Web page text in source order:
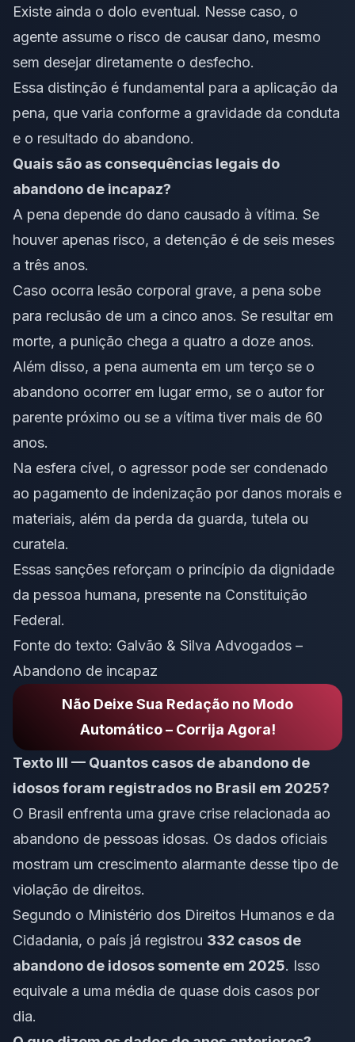
Existe ainda o dolo eventual. Nesse caso, o
agente assume o risco de causar dano, mesmo
sem desejar diretamente o desfecho.
Essa distinção é fundamental para a aplicação da
pena, que varia conforme a gravidade da conduta
e o resultado do abandono.
Quais são as consequências legais do
abandono de incapaz?
A pena depende do dano causado à vítima. Se
houver apenas risco, a detenção é de seis meses
a três anos.
Caso ocorra lesão corporal grave, a pena sobe
para reclusão de um a cinco anos. Se resultar em
morte, a punição chega a quatro a doze anos.
Além disso, a pena aumenta em um terço se o
abandono ocorrer em lugar ermo, se o autor for
parente próximo ou se a vítima tiver mais de 60
anos.
Na esfera cível, o agressor pode ser condenado
ao pagamento de indenização por danos morais e
materiais, além da perda da guarda, tutela ou
curatela.
Essas sanções reforçam o princípio da dignidade
da pessoa humana, presente na Constituição
Federal.
Fonte do texto: Galvão & Silva Advogados –
Abandono de incapaz
Não Deixe Sua Redação no Modo
Automático – Corrija Agora!
Texto III — Quantos casos de abandono de
idosos foram registrados no Brasil em 2025?
O Brasil enfrenta uma grave crise relacionada ao
abandono de pessoas idosas. Os dados oficiais
mostram um crescimento alarmante desse tipo de
violação de direitos.
Segundo o Ministério dos Direitos Humanos e da
Cidadania, o país já registrou 332 casos de
abandono de idosos somente em 2025. Isso
equivale a uma média de quase dois casos por
dia.